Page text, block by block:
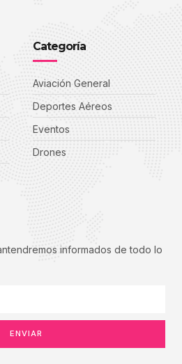
Categoría
Aviación General
Deportes Aéreos
Eventos
Drones
informados de todo lo
ENVIAR